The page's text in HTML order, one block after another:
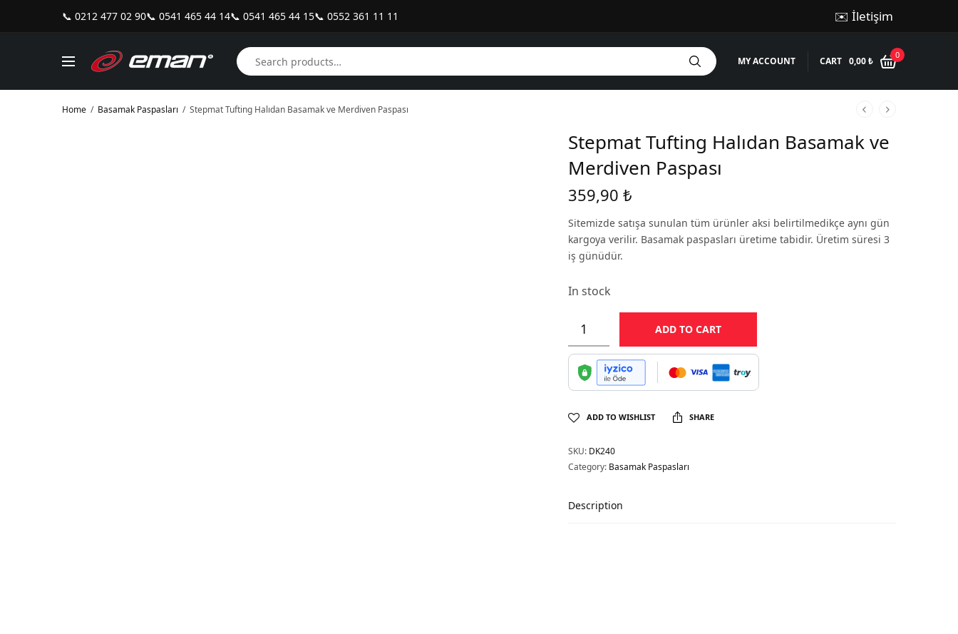
📞 0212 477 02 90📞 0541 465 44 14📞 0541 465 44 15📞 0552 361 11 11 ✉️ İletişim
MY ACCOUNT CART 0,00₺
0
Home / Basamak Paspasları / Stepmat Tufting Halıdan Basamak ve Merdiven Paspası
Stepmat Tufting Halıdan Basamak ve
Merdiven Paspası
359,90₺
Sitemizde satışa sunulan tüm ürünler aksi belirtilmedikçe aynı gün
kargoya verilir. Basamak paspasları üretime tabidir. Üretim süresi 3
iş günüdür.
In stock
ADD TO CART
ADD TO WISHLIST SHARE
SKU: DK240
Category: Basamak Paspasları
Description